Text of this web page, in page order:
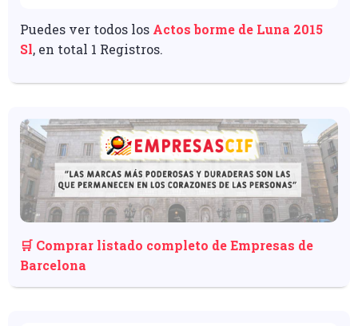
Puedes ver todos los Actos borme de Luna 2015
Sl, en total 1 Registros.
🛒 Comprar listado completo de Empresas de
Barcelona